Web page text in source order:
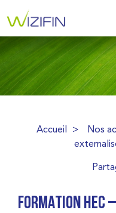
Accueil > Nos
FORMATION HEC